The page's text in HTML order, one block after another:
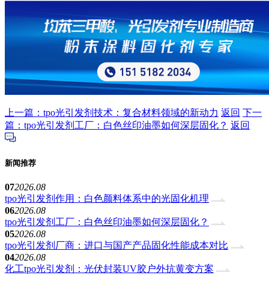
上一篇：tpo光引发剂技术：复合材料领域的新动力 返回 下一
篇：tpo光引发剂工厂：白色丝印油墨如何深层固化？ 返回
新闻推荐
072026.08
tpo光引发剂作用：白色颜料体系中的光固化机理
062026.08
tpo光引发剂工厂：白色丝印油墨如何深层固化？
052026.08
tpo光引发剂厂商：进口与国产产品固化性能成本对比
042026.08
化工tpo光引发剂：光伏封装UV胶户外抗黄变方案